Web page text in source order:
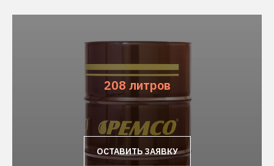
208 литров
ОСТАВИТЬ ЗАЯВКУ